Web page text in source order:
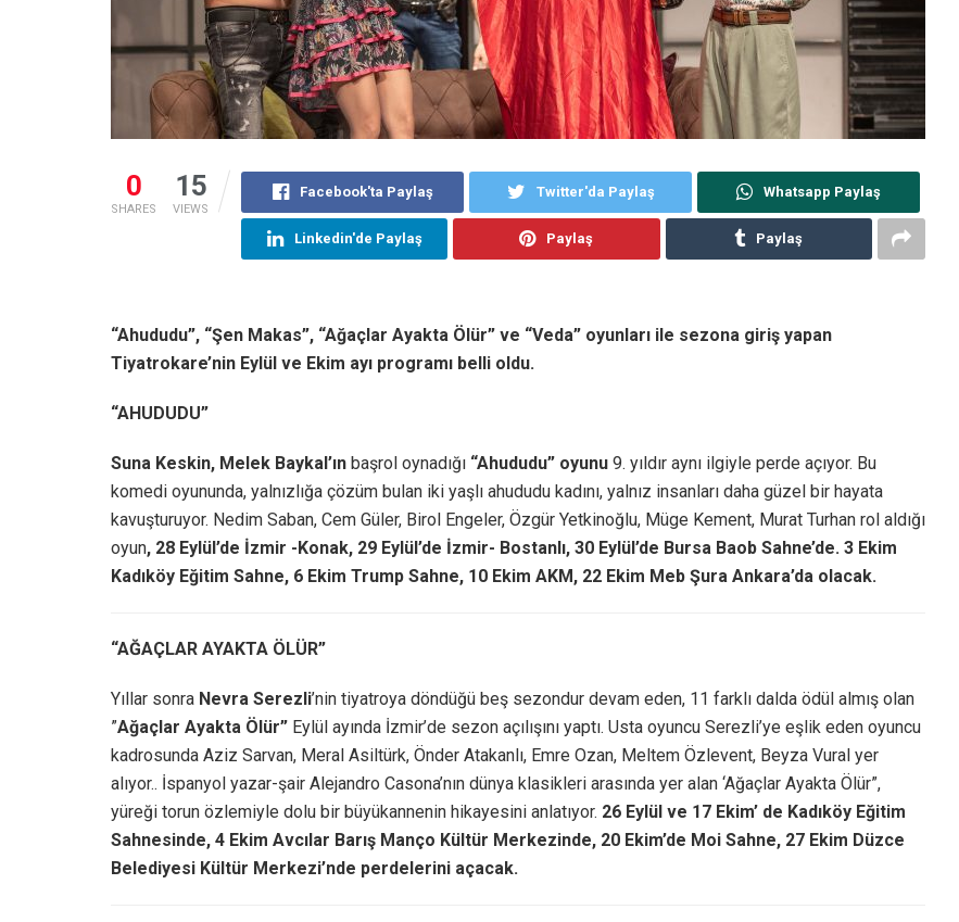
0
SHARES
15
VIEWS
Facebook'ta Paylaş Twitter'da Paylaş Whatsapp Paylaş
Linkedin'de Paylaş Paylaş Paylaş
“Ahududu”, “Şen Makas”, “Ağaçlar Ayakta Ölür” ve “Veda” oyunları ile sezona giriş yapan
Tiyatrokare’nin Eylül ve Ekim ayı programı belli oldu.
“AHUDUDU”
Suna Keskin, Melek Baykal’ın başrol oynadığı “Ahududu” oyunu 9. yıldır aynı ilgiyle perde açıyor. Bu
komedi oyununda, yalnızlığa çözüm bulan iki yaşlı ahududu kadını, yalnız insanları daha güzel bir hayata
kavuşturuyor. Nedim Saban, Cem Güler, Birol Engeler, Özgür Yetkinoğlu, Müge Kement, Murat Turhan rol aldığı
oyun, 28 Eylül’de İzmir -Konak, 29 Eylül’de İzmir- Bostanlı, 30 Eylül’de Bursa Baob Sahne’de. 3 Ekim
Kadıköy Eğitim Sahne, 6 Ekim Trump Sahne, 10 Ekim AKM, 22 Ekim Meb Şura Ankara’da olacak.
“AĞAÇLAR AYAKTA ÖLÜR”
Yıllar sonra Nevra Serezli’nin tiyatroya döndüğü beş sezondur devam eden, 11 farklı dalda ödül almış olan
”Ağaçlar Ayakta Ölür” Eylül ayında İzmir’de sezon açılışını yaptı. Usta oyuncu Serezli’ye eşlik eden oyuncu
kadrosunda Aziz Sarvan, Meral Asiltürk, Önder Atakanlı, Emre Ozan, Meltem Özlevent, Beyza Vural yer
alıyor.. İspanyol yazar-şair Alejandro Casona’nın dünya klasikleri arasında yer alan ‘Ağaçlar Ayakta Ölür”,
yüreği torun özlemiyle dolu bir büyükannenin hikayesini anlatıyor. 26 Eylül ve 17 Ekim’ de Kadıköy Eğitim
Sahnesinde, 4 Ekim Avcılar Barış Manço Kültür Merkezinde, 20 Ekim’de Moi Sahne, 27 Ekim Düzce
Belediyesi Kültür Merkezi’nde perdelerini açacak.